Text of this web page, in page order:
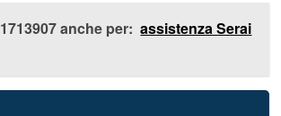
anche per: assistenza Serai